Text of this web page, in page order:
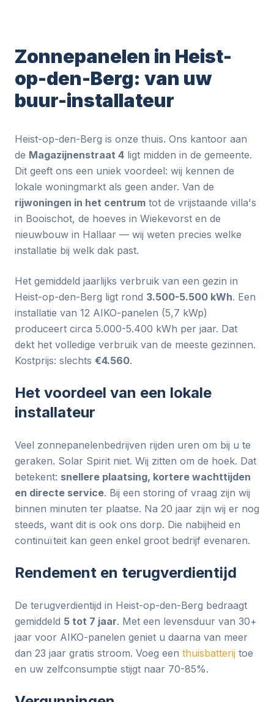
Zonnepanelen in Heist-
op-den-Berg: van uw
buur-installateur
Heist-op-den-Berg is onze thuis. Ons kantoor aan
de Magazijnenstraat 4 ligt midden in de gemeente.
Dit geeft ons een uniek voordeel: wij kennen de
lokale woningmarkt als geen ander. Van de
rijwoningen in het centrum tot de vrijstaande villa's
in Booischot, de hoeves in Wiekevorst en de
nieuwbouw in Hallaar — wij weten precies welke
installatie bij welk dak past.
Het gemiddeld jaarlijks verbruik van een gezin in
Heist-op-den-Berg ligt rond 3.500-5.500 kWh. Een
installatie van 12 AIKO-panelen (5,7 kWp)
produceert circa 5.000-5.400 kWh per jaar. Dat
dekt het volledige verbruik van de meeste gezinnen.
Kostprijs: slechts €4.560.
Het voordeel van een lokale
installateur
Veel zonnepanelenbedrijven rijden uren om bij u te
geraken. Solar Spirit niet. Wij zitten om de hoek. Dat
betekent: snellere plaatsing, kortere wachttijden
en directe service. Bij een storing of vraag zijn wij
binnen minuten ter plaatse. Na 20 jaar zijn wij er nog
steeds, want dit is ook ons dorp. Die nabijheid en
continuïteit kan geen enkel groot bedrijf evenaren.
Rendement en terugverdientijd
De terugverdientijd in Heist-op-den-Berg bedraagt
gemiddeld 5 tot 7 jaar. Met een levensduur van 30+
jaar voor AIKO-panelen geniet u daarna van meer
dan 23 jaar gratis stroom. Voeg een thuisbatterij toe
en uw zelfconsumptie stijgt naar 70-85%.